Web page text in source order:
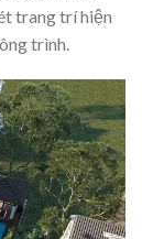
trang trí hiện
trình.